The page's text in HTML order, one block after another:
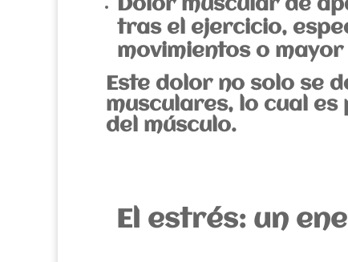
Dolor muscular de
tras el ejercicio,
movimientos o
Este dolor no solo se
musculares, lo cual
del músculo.
El estrés: un